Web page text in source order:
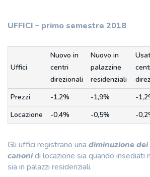
UFFICI – primo semestre 2018
Uffici
Nuovo in
centri
direzionali
Nuovo in
palazzine
residenziali
Prezzi
-1,2% -1,9% -
Locazione
-0,4% -0,5% -
Gli uffici registrano una diminuzione
canonidi locazione sia quando insediati
sia in palazzi residenziali.